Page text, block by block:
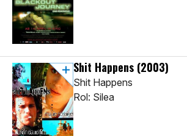
Shit Happens (2003)
Shit Happens
Rol: Silea